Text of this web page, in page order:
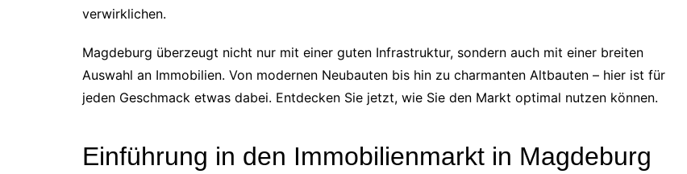
verwirklichen.
Magdeburg überzeugt nicht nur mit einer guten Infrastruktur, sondern auch mit einer breiten
Auswahl an Immobilien. Von modernen Neubauten bis hin zu charmanten Altbauten – hier ist für
jeden Geschmack etwas dabei. Entdecken Sie jetzt, wie Sie den Markt optimal nutzen können.
Einführung in den Immobilienmarkt in Magdeburg